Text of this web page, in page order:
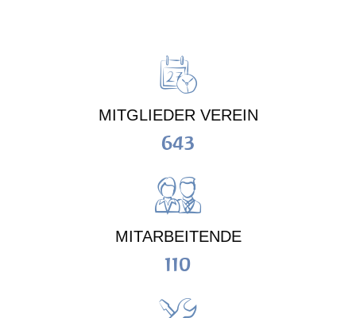
MITGLIEDER VEREIN
643
MITARBEITENDE
110